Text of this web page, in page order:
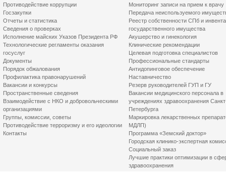
Противодействие коррупции
Госзакупки
Отчеты и статистика
Сведения о проверках
Исполнение майских Указов Президента РФ
Технологические регламенты оказания
госуслуг
Документы
Порядок обжалования
Профилактика правонарушений
Вакансии и конкурсы
Пространственные сведения
Взаимодействие с НКО и добровольческими
организациями
Группы, комиссии, советы
Противодействие терроризму и его идеологии
Контакты
Мониторинг записи на прием к врачу
Передача неиспользуемого
Реестр собственности СПб и
государственного имущества
Акушерство и гинекология
Клинические рекомендации
Целевая подготовка специалистов
Профессиональные стандарты
Антидопинговое обеспечение
Наставничество
Резерв руководителей ГУП и ГУ
Вакансии медицинского персонала в
учреждениях здравоохранения
Петербурга
Маркировка лекарственных
МДЛП)
Программа «Земский доктор»
Городская клинико-экспертная
Социальный заказ
Лучшие практики оптимизации в
здравоохранения